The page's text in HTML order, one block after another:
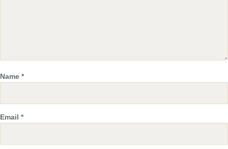
Name *
Email *